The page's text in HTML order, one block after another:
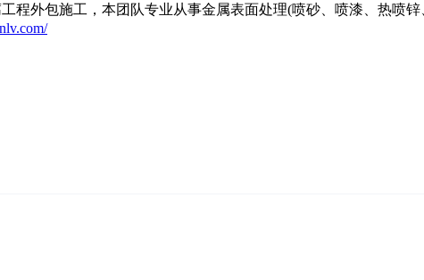
程外包施工，本团队专业从事金属表面处理(喷砂、喷漆、热喷